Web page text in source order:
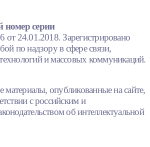
номер серии
24.01.2018. Зарегистрировано
по надзору в сфере связи,
и массовых коммуникаций.
материалы, опубликованные на сайте,
с российским и
об интеллектуальной